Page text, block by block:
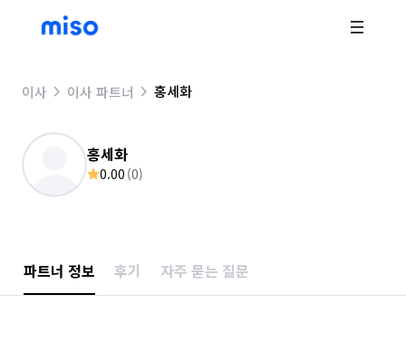
이사 이사 파트너 홍세화
홍세화
0.00 (0)
파트너 정보 후기 자주 묻는 질문